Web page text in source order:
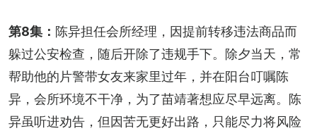
第8集： 陈异担任会所经理，因提前转移违法商品而
躲过公安检查，随后开除了违规手下。除夕当天，常
帮助他的片警带女友来家里过年，并在阳台叮嘱陈
异，会所环境不干净，为了苗靖著想应尽早远离。陈
异虽听进劝告，但因苦无更好出路，只能尽力将风险